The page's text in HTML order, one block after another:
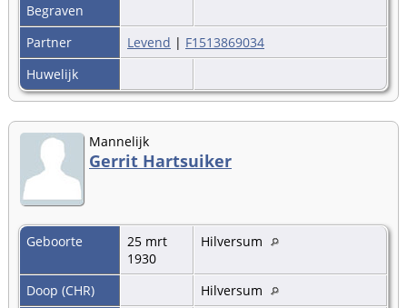
Begraven
Partner
Levend | F1513869034
Huwelijk
Mannelijk
Gerrit Hartsuiker
Geboorte
25 mrt
1930
Hilversum
Doop (CHR)
Hilversum